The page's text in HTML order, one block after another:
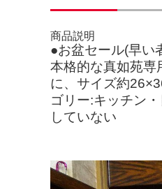
商品説明
●お盆セール(早
本格的な真如苑専
に、サイズ約
ゴリー:キッチン
していない